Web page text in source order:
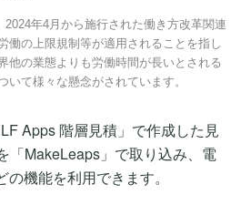
年4月から施行された働き方改革関連
働の上限規制等が適用されることを指し
他の業態よりも労働時間が長いとされる
いて様々な懸念がされています。
Apps 階層見積」で作成した見
「MakeLeaps」で取り込み、電
機能を利用できます。